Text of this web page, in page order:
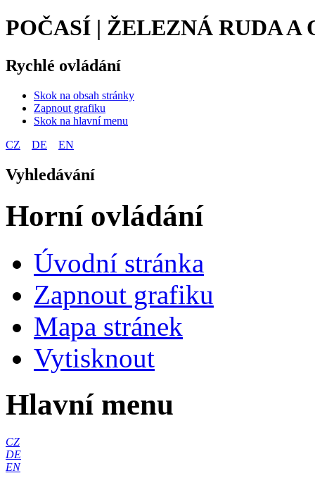
POČASÍ | ŽELEZNÁ RUDA A
Rychlé ovládání
Skok na obsah stránky
Zapnout grafiku
Skok na hlavní menu
CZ
DE EN
Vyhledávání
Horní ovládání
Úvodní stránka
Zapnout grafiku
Mapa stránek
Vytisknout
Hlavní menu
CZ
DE
EN